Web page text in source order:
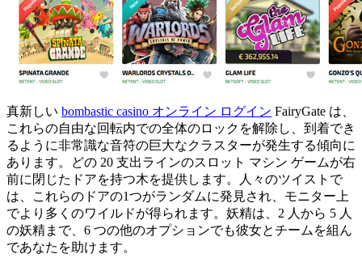
真新しい bombastic casino オンライン ログイン FairyGate は、
これらの自由な回転内での全体のロックを解除し、到着でき
るように非常識な音符の巨大なクラスターが発生する傾向に
あります。どの 20 支出ラインのスロット マシン ゲームが右
前に閉じたドアを持つ木を提供します。人々のツイストで
は、これらのドアの1つがランダムに発見され、モニター上
でより多くのワイルドが得られます。妖精は、2 人から 5 人
の妖精まで、6 つの他のオプションでも彼女とチームを組ん
であなたを助けます。